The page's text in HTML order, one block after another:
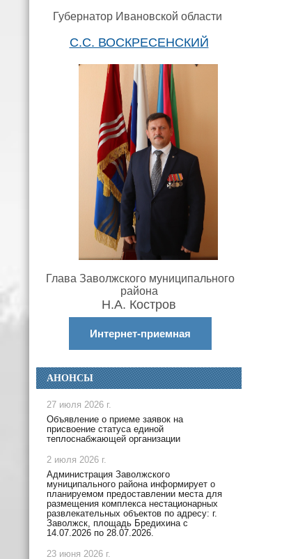
Губернатор Ивановской области
С.С. ВОСКРЕСЕНСКИЙ
Глава Заволжского муниципального
района
Н.А. Костров
Интернет-приемная
АНОНСЫ
27 июля 2026 г.
Объявление о приеме заявок на
присвоение статуса единой
теплоснабжающей организации
2 июля 2026 г.
Администрация Заволжского
муниципального района информирует о
планируемом предоставлении места для
размещения комплекса нестационарных
развлекательных объектов по адресу: г.
Заволжск, площадь Бредихина с
14.07.2026 по 28.07.2026.
23 июня 2026 г.